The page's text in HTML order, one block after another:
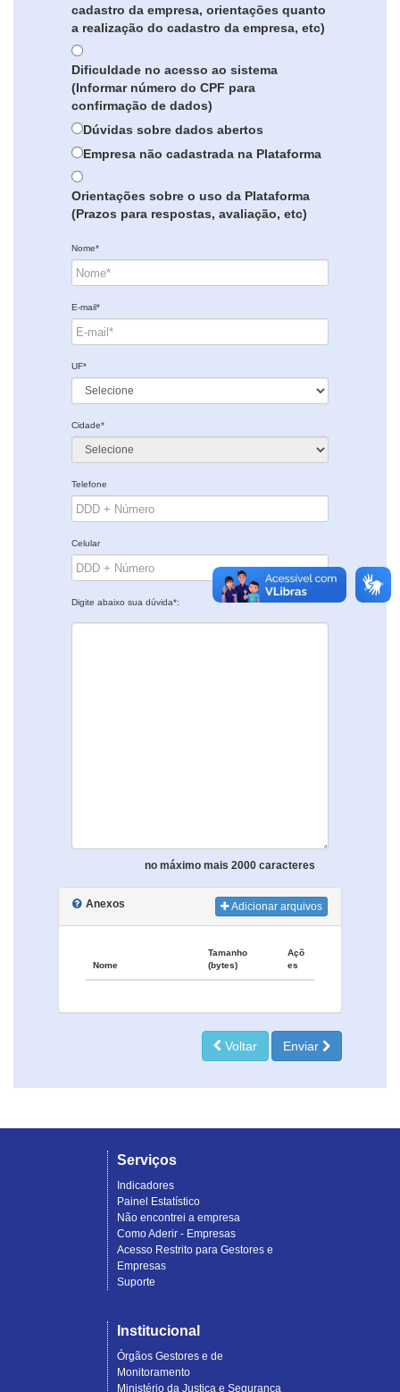
cadastro da empresa, orientações quanto
a realização do cadastro da empresa, etc)
Dificuldade no acesso ao sistema
(Informar número do CPF para
confirmação de dados)
Dúvidas sobre dados abertos
Empresa não cadastrada na Plataforma
Orientações sobre o uso da Plataforma
(Prazos para respostas, avaliação, etc)
Nome*
E-mail*
UF*
Cidade*
Telefone
Celular
Digite abaixo sua dúvida*:
no máximo mais 2000 caracteres
Anexos Adicionar arquivos
Nome
Tamanho
(bytes)
Açõ
es
Voltar Enviar
Serviços
Indicadores
Painel Estatístico
Não encontrei a empresa
Como Aderir - Empresas
Acesso Restrito para Gestores e
Empresas
Suporte
Institucional
Órgãos Gestores e de
Monitoramento
Ministério da Justiça e Segurança